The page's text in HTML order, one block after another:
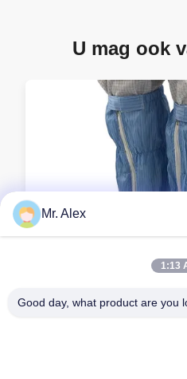
U mag ook
Mr. Alex
1:13
Good day, what product are you